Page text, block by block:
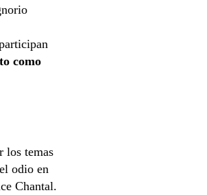
como
los temas
odio en
Chantal.